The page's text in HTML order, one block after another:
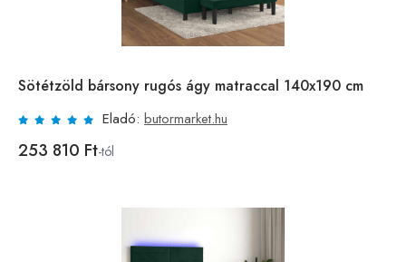
Sötétzöld bársony rugós ágy matraccal 140x190 cm
Eladó: butormarket.hu
253 810 Ft-tól